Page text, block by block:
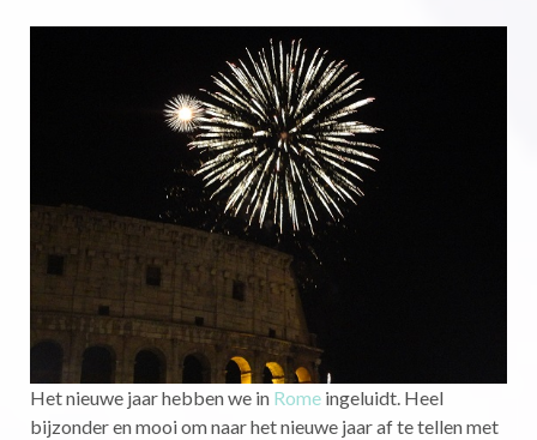
Het nieuwe jaar hebben we in Rome ingeluidt. Heel
bijzonder en mooi om naar het nieuwe jaar af te tellen met